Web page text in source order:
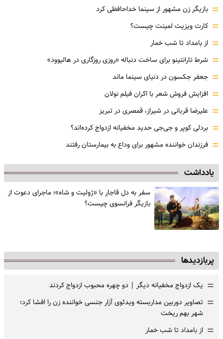
= بازیگر زن مشهور از سینما خداحافظی کرد
= کارت ویزیت لمینت چیست؟
= از بامداد تا شب خمار
= شرط تارانتینو برای ساخت دنباله «روزی روزگاری در هالیوود»
= جعفر جکسون در دنیای سینما ماند
= افزایش فروش شعر با اکران فیلم نولان
= علیرضا قربانی در شیراز، قمصری در تبریز
= بردلی کوپر و جی‌جی حدید مخفیانه ازدواج کرده‌اند؟
= فرزندان خواننده مشهور برای وداع به بیمارستان رفتند
یادداشت
سفر به دل قاجار با «ژولیت و شاه»؛ ماجرای دعوت از
‌بازیگر فرانسوی چیست؟
پربازدیدها
= یک ازدواج مخفیانه دیگر | دو چهره محبوب ازدواج کردند
= تصاویر دوربین مداربسته ویدئوی آزار جنسی خواننده زن را افشا کرد؛
شهر بهم ریخت
= از بامداد تا شب خمار